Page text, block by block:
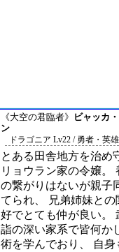
《大空の君臨者》 ビャッカ
ン
ドラゴニア Lv22 / 勇者・英雄
とある田舎地方を治め
リョウラン家の令嬢。
の繋がりはないが親子
てられ、 兄弟姉妹との
好でとても仲が良い。
詣の深い家系で皆何か
術を学んでおり、 自身